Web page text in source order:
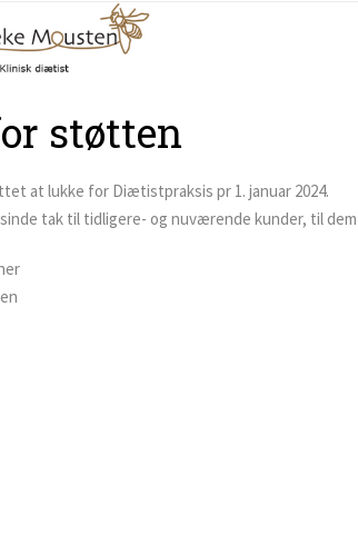
støtten
at lukke for Diætistpraksis pr 1. januar 2024.
tak til tidligere- og nuværende kunder, til